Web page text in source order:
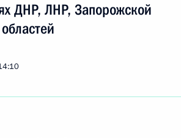
ДНР, ЛНР, Запорожской